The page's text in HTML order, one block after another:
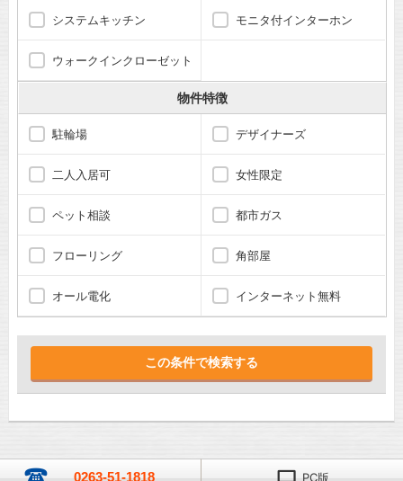
システムキッチン モニタ付インターホン
ウォークインクローゼット
物件特徴
駐輪場 デザイナーズ
二人入居可 女性限定
ペット相談 都市ガス
フローリング 角部屋
オール電化 インターネット無料
0263-51-1818 PC版